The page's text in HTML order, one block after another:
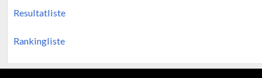
Resultatliste
Rankingliste